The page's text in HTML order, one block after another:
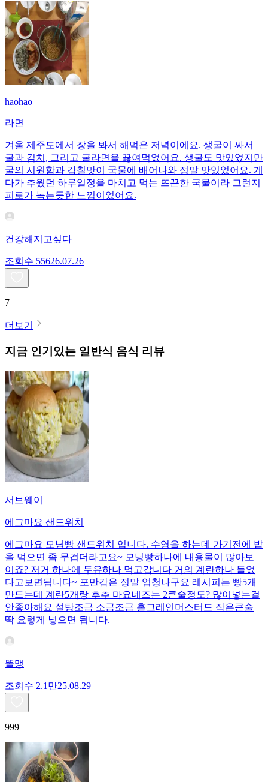
haohao
라면
겨울 제주도에서 장을 봐서 해먹은 저녁이에요. 생굴이 싸서
굴과 김치, 그리고 굴라면을 끓여먹었어요. 생굴도 맛있었지만
굴의 시원함과 감칠맛이 국물에 배어나와 정말 맛있었어요. 게
다가 추웠던 하루일정을 마치고 먹는 뜨끈한 국물이라 그런지
피로가 녹는듯한 느낌이었어요.
건강해지고싶다
조회수 55626.07.26
7
더보기
지금 인기있는 일반식 음식 리뷰
서브웨이
에그마요 샌드위치
에그마요 모닝빵 샌드위치 입니다. 수영을 하는데 가기전에 밥
을 먹으면 좀 무겁더라고요~ 모닝빵하나에 내용물이 많아보
이죠? 저거 하나에 두유하나 먹고갑니다 거의 계란하나 들었
다고보면됩니다~ 포만감은 정말 엄청나구요 레시피는 빵5개
만드는데 계란5개랑 후추 마요네즈는 2큰술정도? 많이넣는걸
안좋아해요 설탕조금 소금조금 홀그레인머스터드 작은큰술
딱 요렇게 넣으면 됩니다.
똘맹
조회수 2.1만25.08.29
999+